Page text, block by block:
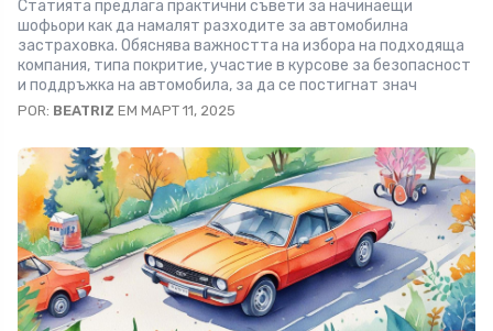
Статията предлага практични съвети за начинаещи
шофьори как да намалят разходите за автомобилна
застраховка. Обяснява важността на избора на подходяща
компания, типа покритие, участие в курсове за безопасност
и поддръжка на автомобила, за да се постигнат знач
POR: BEATRIZ EM МАРТ 11, 2025